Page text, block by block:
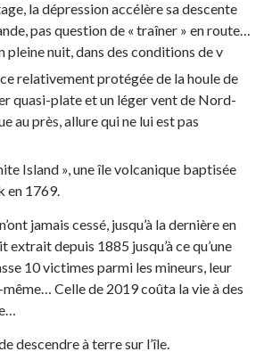
la dépression accélère sa descente
pas question de « traîner » en route…
pleine nuit, dans des conditions de v
relativement protégée de la houle de
quasi-plate et un léger vent de Nord-
au près, allure qui ne lui est pas
Island », une île volcanique baptisée
en 1769.
jamais cessé, jusqu’à la dernière en
extrait depuis 1885 jusqu’à ce qu’une
10 victimes parmi les mineurs, leur
Celle de 2019 coûta la vie à des
descendre à terre sur l’île.